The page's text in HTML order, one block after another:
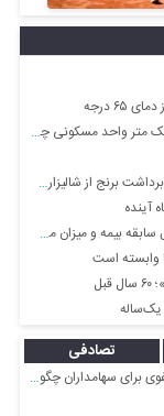
درجه
شالیزارهای شمال کشور
آینده
میزان مستمری + جزئیات
وابسته است
یک‌ساله
تصادفی
چگونه خواهد بود؟